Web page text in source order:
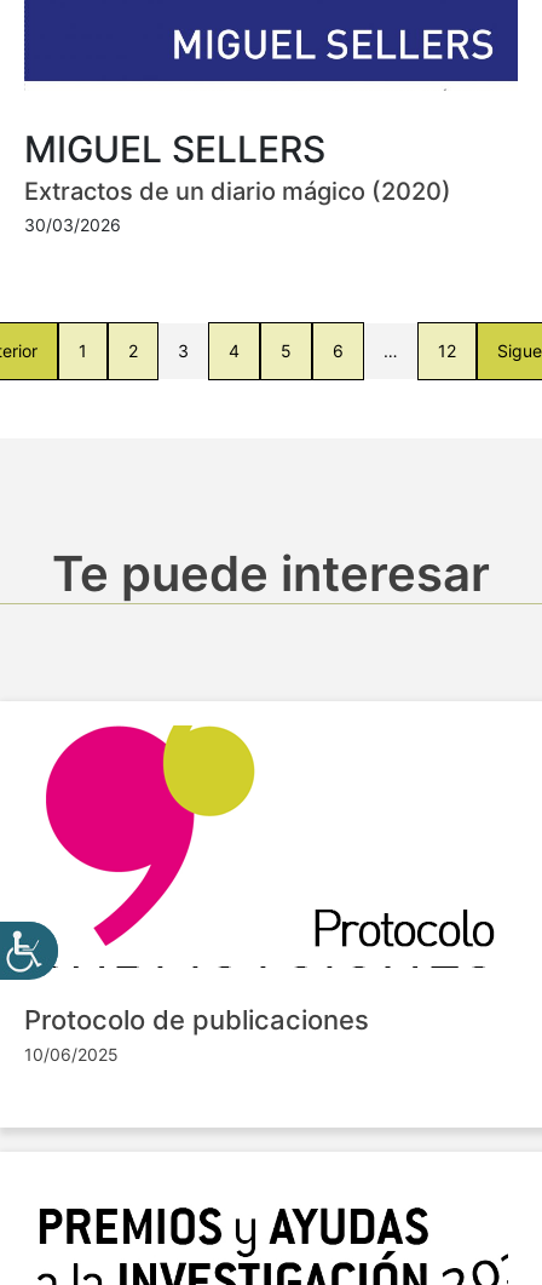
MIGUEL SELLERS
Extractos de un diario mágico (2020)
30/03/2026
1 2 3 4 5 6 … 12
Te puede interesar
Protocolo de publicaciones
10/06/2025